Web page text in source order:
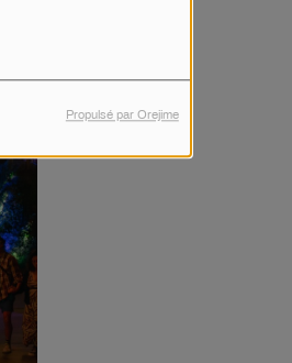
Propulsé par Orejime